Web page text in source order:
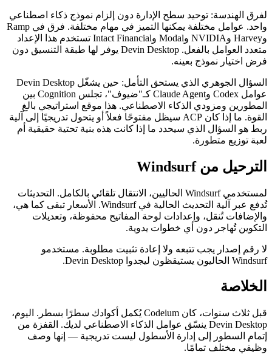
لفرق الهندسة: توحيد سطح الإدارة دون إلزام نموذج ذكاء اصطناعي
واحد. عوامل مختلفة يمكنها التميز في مهام مختلفة. فرق في Ramp
وHarvey وNVIDIA وModal وIntact Financial تستخدم هذا الإعداد
متعدد العوامل بالفعل. Devin Desktop يوفر لها طبقة التنسيق دون
فرض اختيار نموذج بعينه.
السؤال الجوهري الذي يستحق التأمل: حين يشغّل Devin Desktop
عوامل Codex وClaude Agent كـ"ضيوف"، تجلس Cognition بين
المطورين ومزودي الذكاء الاصطناعي. هذا موقع استراتيجي بالغ
القوة. ما إذا كان ACP سيظل مفتوحًا فعلاً أو يتحول تدريجيًا إلى آلية
ربط هو السؤال الذي سيحدد ما إذا كانت هذه بنية تحتية حقيقية أم
لعبة توزيع متطورة.
الترحيل من Windsurf
لمستخدمي Windsurf الحاليين، الانتقال تلقائي بالكامل. التحديثات
تُدفع عبر آلية التحديث الحالية في Windsurf. الأسعار تبقى كما هي،
والإضافات تُنقل، وإعدادات لوحة المفاتيح محفوظة، وتعديلات
التكوين تُهاجر دون أي خطوات يدوية.
لا رقم إصدار يجب تتبعه ولا إعادة تثبيت مطلوبة. مستخدمو
Windsurf الحاليون يستيقظون ليجدوا Devin Desktop.
الخلاصة
قبل ثلاث سنوات، كان Codeium يُكمل أكوادك سطرًا بسطر. اليوم،
Devin Desktop ينسّق عوامل الذكاء الاصطناعي لديك. القفزة من
إتمام السطور إلى إدارة الأسطول ليست تدريجية — إنها وصف
وظيفي مختلف تمامًا.